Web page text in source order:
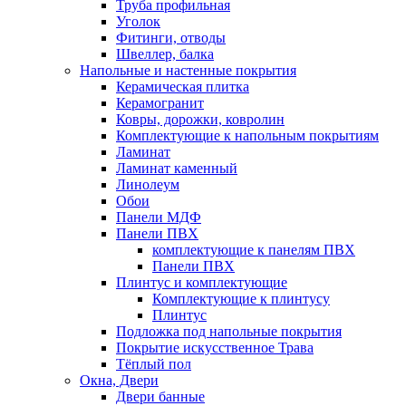
Труба профильная
Уголок
Фитинги, отводы
Швеллер, балка
Напольные и настенные покрытия
Керамическая плитка
Керамогранит
Ковры, дорожки, ковролин
Комплектующие к напольным покрытиям
Ламинат
Ламинат каменный
Линолеум
Обои
Панели МДФ
Панели ПВХ
комплектующие к панелям ПВХ
Панели ПВХ
Плинтус и комплектующие
Комплектующие к плинтусу
Плинтус
Подложка под напольные покрытия
Покрытие искусственное Трава
Тёплый пол
Окна, Двери
Двери банные